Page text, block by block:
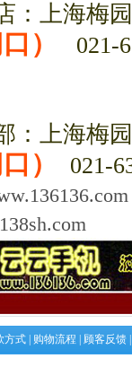
：上海梅
）
021-
海梅园
）
021-
方式 购物流程 顾客反馈